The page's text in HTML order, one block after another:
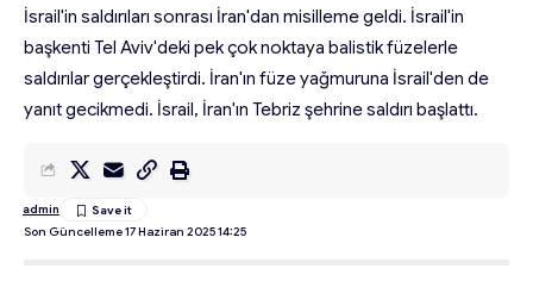
İsrail'in saldırıları sonrası İran'dan misilleme geldi. İsrail'in
başkenti Tel Aviv'deki pek çok noktaya balistik füzelerle
saldırılar gerçekleştirdi. İran'ın füze yağmuruna İsrail'den de
yanıt gecikmedi. İsrail, İran'ın Tebriz şehrine saldırı başlattı.
Son Güncelleme 17 Haziran 2025 14:25
admin